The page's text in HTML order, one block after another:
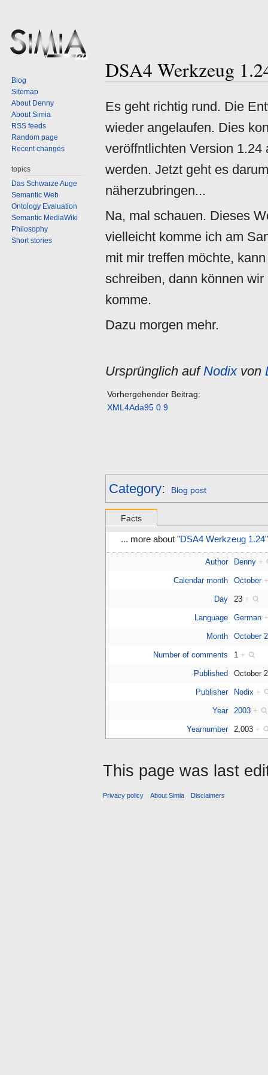
DSA4 Werkzeug
Jump
navigation
Jump
Es geht richtig rund. Die
wieder angelaufen. Dies
veröffntlichten Version
werden. Jetzt geht es
näherzubringen...
Na, mal schauen. Dieses
vielleicht komme ich am
mit mir treffen möchte,
schreiben, dann können
komme.
Dazu morgen mehr.
Ursprünglich aufNodixvon
Vorhergehender Beitrag:
XML4Ada95 0.9
Category: Blog post
Facts
... more about "DSA4 Werkzeug 1.24"
Author Denny +
Calendar month October
Day 23 +
Language German
Month October
Number of comments 1 +
Published October
Publisher Nodix +
Year 2003 +
Yearnumber 2,003 +
Blog
Sitemap
About Denny
About Simia
RSS feeds
Random page
Recent changes
topics
Das Schwarze Auge
Semantic Web
Ontology Evaluation
Semantic MediaWiki
Philosophy
Short stories
This page was last
Privacy policy About Simia Disclaimers